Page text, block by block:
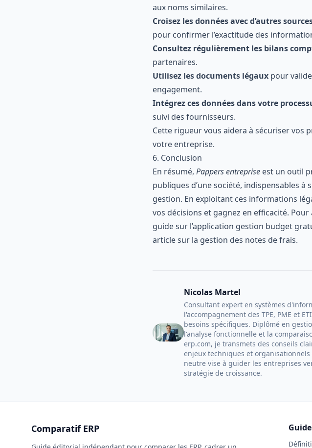
aux noms similaires.
Croisez les données avec d’autres
pour confirmer l’exactitude des
Consultez régulièrement les bilans
partenaires.
Utilisez les documents légaux pour
engagement.
Intégrez ces données dans votre
suivi des fournisseurs.
Cette rigueur vous aidera à sécuriser vos
votre entreprise.
6. Conclusion
En résumé, Pappers entreprise est un outil
publiques d’une société, indispensables
gestion. En exploitant ces informations
vos décisions et gagnez en efficacité.
guide sur l’application gestion budget
article sur la gestion des notes de frais.
Nicolas Martel
Consultant expert en systèmes
l'accompagnement des TPE, PME et
besoins spécifiques. Diplômé en
l'analyse fonctionnelle et la
erp.com, je transmets des conseils
enjeux techniques et
neutre vise à guider les entreprises
stratégie de croissance.
Comparatif ERP